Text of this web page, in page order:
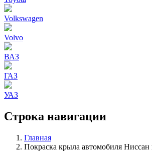
Volkswagen
Volvo
ВАЗ
ГАЗ
УАЗ
Строка навигации
Главная
Покраска крыла автомобиля